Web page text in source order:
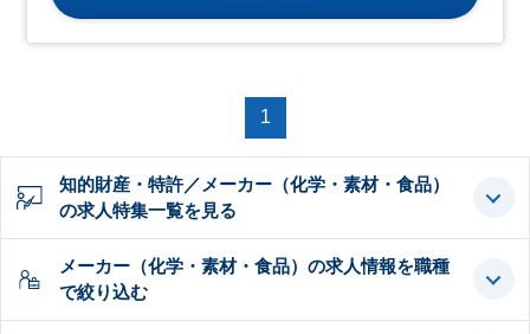
1
知的財産・特許／メーカー（化学・素材・食品）
の求人特集一覧を見る
メーカー（化学・素材・食品）の求人情報を職種
で絞り込む